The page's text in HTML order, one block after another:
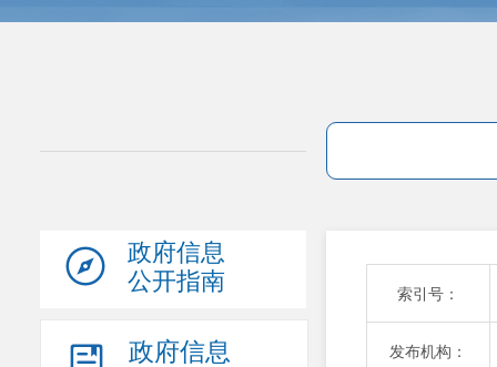
政府信息
公开指南
政府信息
索引号：
发布机构：